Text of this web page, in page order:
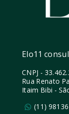
Elo11
CNPJ -
Rua Renato
Itaim Bibi -
(11)